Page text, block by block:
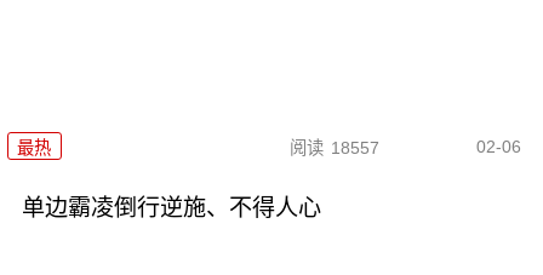
最热 阅读 18557 02-06
单边霸凌倒行逆施、不得人心